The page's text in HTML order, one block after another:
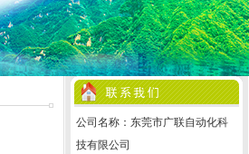
公司名称：东莞市广联自动化科
技有限公司